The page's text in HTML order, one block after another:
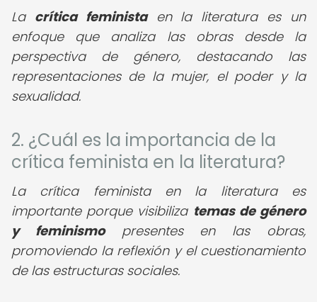
La crítica feministaen la literatura es un
enfoque que analiza las obras desde la
perspectiva de género, destacando las
representaciones de la mujer, el poder y la
sexualidad.
2. ¿Cuál es la importancia de la
crítica feminista en la literatura?
La crítica feminista en la literatura es
importante porque visibiliza temas de género
y feminismopresentes en las obras,
promoviendo la reflexión y el cuestionamiento
de las estructuras sociales.